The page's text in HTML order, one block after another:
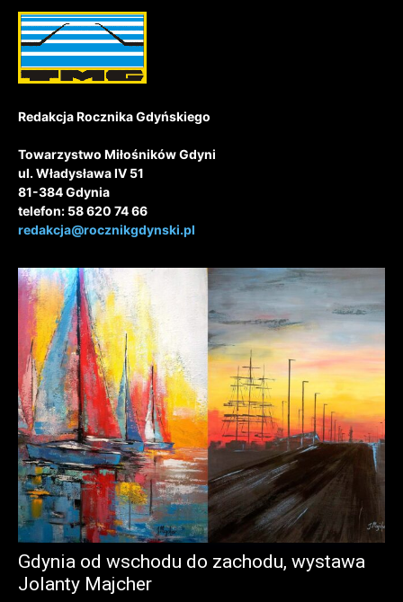
Redakcja Rocznika Gdyńskiego
Towarzystwo Miłośników Gdyni
ul. Władysława IV 51
81-384 Gdynia
telefon: 58 620 74 66
redakcja@rocznikgdynski.pl
Gdynia od wschodu do zachodu, wystawa
Jolanty Majcher